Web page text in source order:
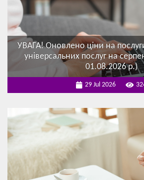
УВАГА! Оновлено ціни на
універсальних послуг на
01.08.2026 р.)
29 Jul 2026